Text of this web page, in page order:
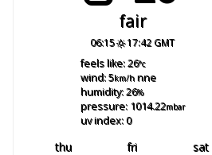
fair
06:15 17:42 GMT
feels like: 26°c
wind: 5km/hnne
humidity: 26%
pressure: 1014.22mbar
uv index: 0
thu fri
sat